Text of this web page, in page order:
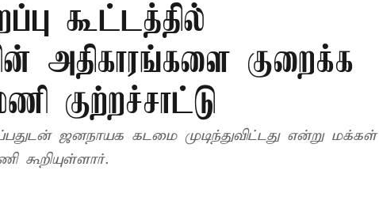
கூட்டத்தில்
அதிகாரங்களை குறைக்க
குற்றச்சாட்டு
ஜனநாயக கடமை முடிந்துவிட்டது என்று மக்கள்
கூறியுள்ளார்.